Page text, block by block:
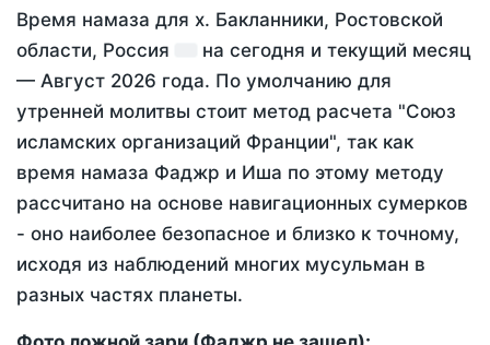
Время намаза для х. Бакланники, Ростовской
области, Россия
на сегодня и текущий месяц
— Август 2026 года. По умолчанию для
утренней молитвы стоит метод расчета "Союз
исламских организаций Франции", так как
время намаза Фаджр и Иша по этому методу
рассчитано на основе навигационных сумерков
- оно наиболее безопасное и близко к точному,
исходя из наблюдений многих мусульман в
разных частях планеты.